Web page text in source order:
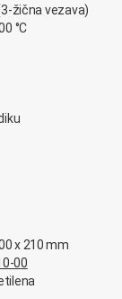
žična vezava)
°C
x 210 mm
00